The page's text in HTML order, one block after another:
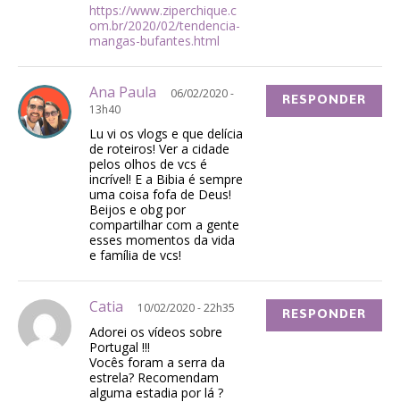
https://www.ziperchique.c
om.br/2020/02/tendencia-
mangas-bufantes.html
Ana Paula
06/02/2020 -
13h40
Lu vi os vlogs e que delícia
de roteiros! Ver a cidade
pelos olhos de vcs é
incrível! E a Bibia é sempre
uma coisa fofa de Deus!
Beijos e obg por
compartilhar com a gente
esses momentos da vida
e família de vcs!
RESPONDER
Catia 10/02/2020 - 22h35
Adorei os vídeos sobre
Portugal !!!
Vocês foram a serra da
estrela? Recomendam
alguma estadia por lá ?
RESPONDER